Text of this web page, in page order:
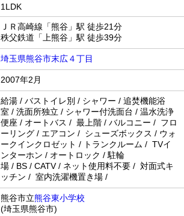
1LDK
ＪＲ高崎線「熊谷」駅 徒歩21分
秩父鉄道「上熊谷」駅 徒歩39分
埼玉県熊谷市末広４丁目
2007年2月
給湯 / バストイレ別 / シャワー / 追焚機能浴
室 / 洗面所独立 / シャワー付洗面台 / 温水洗浄
便座 / オートバス / 最上階 / バルコニー / フロ
ーリング / エアコン / シューズボックス / ウォ
ークインクロゼット / トランクルーム / TVイ
ンターホン / オートロック / 駐輪
場 / BS / CATV / ネット使用料不要 / 対面式キ
ッチン / 室内洗濯機置き場 /
熊谷市立熊谷東小学校
(埼玉県熊谷市)